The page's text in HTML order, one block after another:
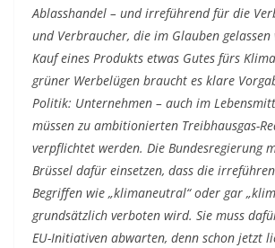
Ablasshandel – und irreführend für die
und Verbraucher, die im Glauben
Kauf eines Produkts etwas Gutes fürs
grüner Werbelügen braucht es klare
Politik: Unternehmen – auch im
müssen zu ambitionierten Treibhausgas-
verpflichtet werden. Die Bundesregierung
Brüssel dafür einsetzen, dass die
Begriffen wie „klimaneutral“ oder gar
grundsätzlich verboten wird. Sie muss
EU-Initiativen abwarten, denn schon jetzt